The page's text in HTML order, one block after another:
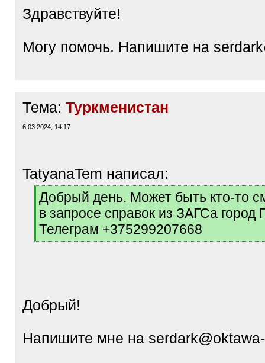
Здравствуйте!
Могу помочь. Напишите на
Тема: Туркменистан
6.03.2024, 14:17
TatyanaTem написал:
q
]
Добрый день. Может быть кто-то
в запросе справок из ЗАГСа
Телеграм +375299207668
[
Добрый!
Напишите мне на